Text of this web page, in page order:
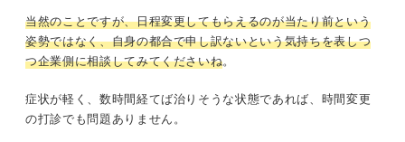
当然のことですが、日程変更してもらえるのが当たり前という
姿勢ではなく、自身の都合で申し訳ないという気持ちを表しつ
つ企業側に相談してみてくださいね。
症状が軽く、数時間経てば治りそうな状態であれば、時間変更
の打診でも問題ありません。